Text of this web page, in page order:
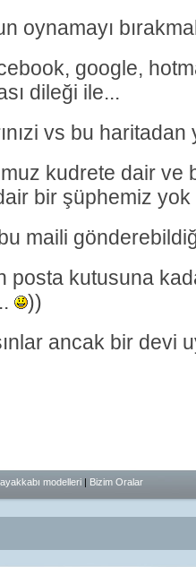
oynamayı
google,
dileği ile...
vs bu
kudrete dair ve
bir şüphemiz
maili
posta kutusuna
))
ancak bir devi
ayakkabı modelleri| Bizim Oralar